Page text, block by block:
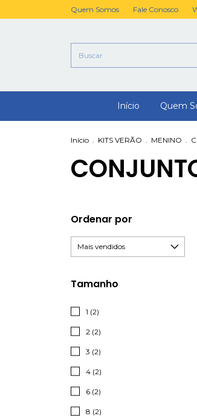
Quem Somos Fale Conosco
Início Quem
Início . KITS VERÃO . MENINO .
Ordenar por
Tamanho
1 (2)
2 (2)
3 (2)
4 (2)
6 (2)
8 (2)